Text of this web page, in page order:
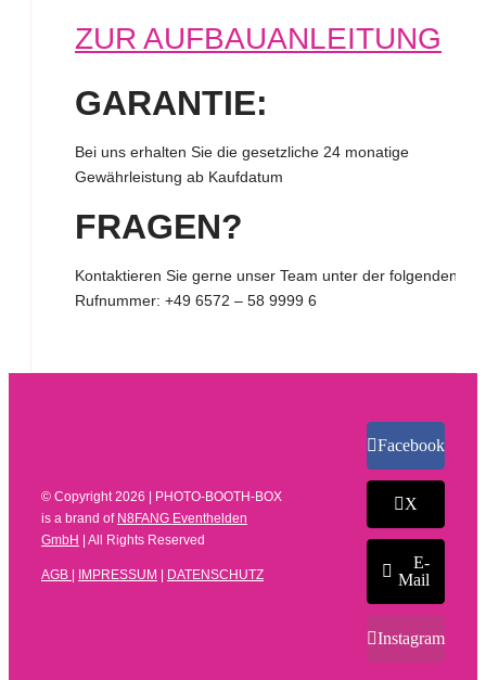
ZUR AUFBAUANLEITUNG
GARANTIE:
Bei uns erhalten Sie die gesetzliche 24 monatige
Gewährleistung ab Kaufdatum
FRAGEN?
Kontaktieren Sie gerne unser Team unter der folgenden
Rufnummer: +49 6572 – 58 9999 6
© Copyright 2026 | PHOTO-BOOTH-BOX
is a brand of N8FANG Eventhelden
GmbH | All Rights Reserved
AGB | IMPRESSUM | DATENSCHUTZ
Facebook
X
E-
Mail
Instagram